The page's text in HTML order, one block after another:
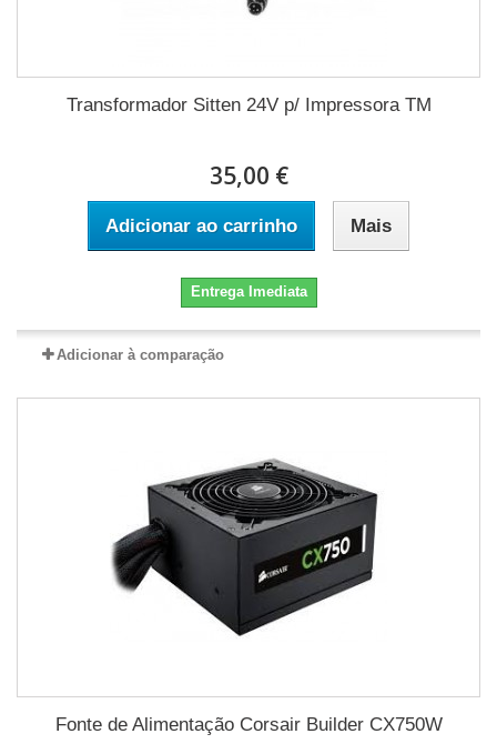
Transformador Sitten 24V p/ Impressora TM
35,00 €
Adicionar ao carrinho Mais
Entrega Imediata
Adicionar à comparação
Fonte de Alimentação Corsair Builder CX750W